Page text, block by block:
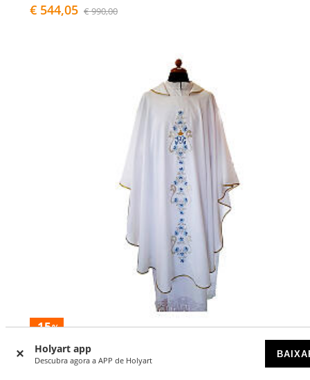
Holyart app
Descubra agora a APP de Holyart
€ 544,05 € 990,00
-15%
Casula mariana bordado azul frente e traseira